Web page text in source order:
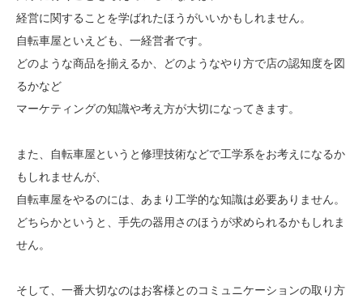
経営に関することを学ばれたほうがいいかもしれません。
自転車屋といえども、一経営者です。
どのような商品を揃えるか、どのようなやり方で店の認知度を図
るかなど
マーケティングの知識や考え方が大切になってきます。
また、自転車屋というと修理技術などで工学系をお考えになるか
もしれませんが、
自転車屋をやるのには、あまり工学的な知識は必要ありません。
どちらかというと、手先の器用さのほうが求められるかもしれま
せん。
そして、一番大切なのはお客様とのコミュニケーションの取り方